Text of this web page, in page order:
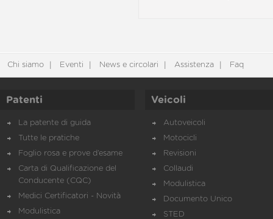
Chi siamo Eventi News e circolari Assistenza Faq
Patenti
La patente di guida
Tutte le pratiche
Foglio rosa e prove d’esame
Carta di Qualificazione del
Conducente (CQC)
Medici Certificatori - Novità
Modulistica
Veicoli
Autoveicoli
Motocicli
Revisioni
Collaudi
Modulistica
Documento Unico
STED